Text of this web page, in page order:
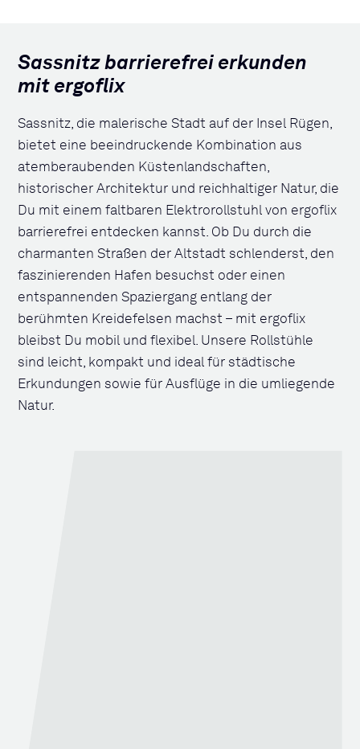
Sassnitz barrierefrei erkunden
mit ergoflix
Sassnitz, die malerische Stadt auf der Insel Rügen,
bietet eine beeindruckende Kombination aus
atemberaubenden Küstenlandschaften,
historischer Architektur und reichhaltiger Natur, die
Du mit einem faltbaren Elektrorollstuhl von ergoflix
barrierefrei entdecken kannst. Ob Du durch die
charmanten Straßen der Altstadt schlenderst, den
faszinierenden Hafen besuchst oder einen
entspannenden Spaziergang entlang der
berühmten Kreidefelsen machst – mit ergoflix
bleibst Du mobil und flexibel. Unsere Rollstühle
sind leicht, kompakt und ideal für städtische
Erkundungen sowie für Ausflüge in die umliegende
Natur.